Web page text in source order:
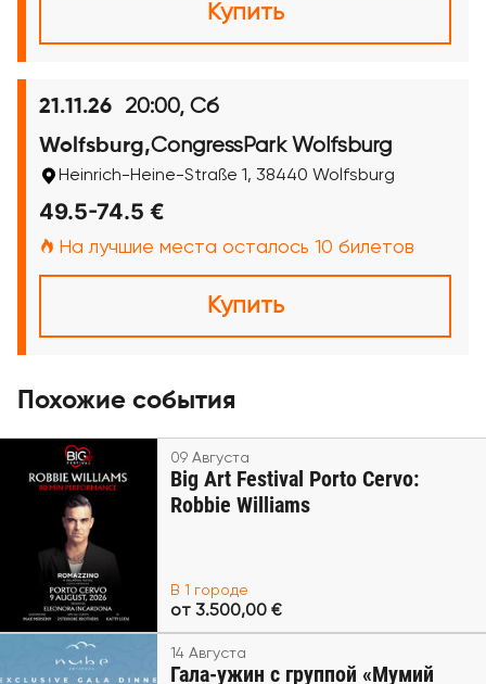
Купить
21.11.26 20:00, Сб
Wolfsburg,CongressPark Wolfsburg
Heinrich-Heine-Straße 1, 38440 Wolfsburg
49.5-74.5 €
На лучшие места осталось 10 билетов
Купить
Похожие события
09 Августа
Big Art Festival Porto Cervo:
Robbie Williams
В 1 городе
от 3.500,00 €
14 Августа
Гала-ужин с группой «Мумий